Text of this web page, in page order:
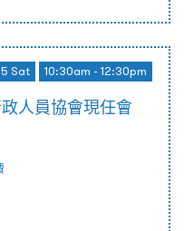
Sat 10:30am - 12:30pm
人員協會現任會